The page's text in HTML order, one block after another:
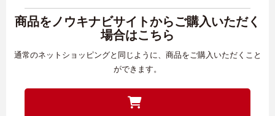
商品をノウキナビサイトからご購入いただく
場合はこちら
通常のネットショッピングと同じように、商品をご購入いただくこと
ができます。